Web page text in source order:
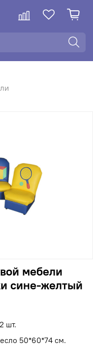
мебели
сине-желтый
шт.
50*60*74 см.